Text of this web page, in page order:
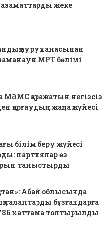
азаматтарды жеке
ауруханасынан
МРТ бөлімі
МӘМС қаражатын негізсіз
қорғаудың жаңа жүйесі
білім беру жүйесі
партиялар өз
таныстырды
Абай облысында
талаптарды бұзғандарға
хаттама толтырылды